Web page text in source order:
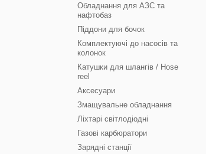
Обладнання для АЗС та
нафтобаз
Піддони для бочок
Комплектуючі до насосів та
колонок
Катушки для шлангів / Hose
reel
Аксесуари
Змащувальне обладнання
Ліхтарі світлодіодні
Газові карбюратори
Зарядні станції